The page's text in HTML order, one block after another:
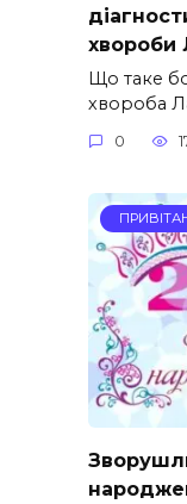
хвороби
Що таке
хвороба
0